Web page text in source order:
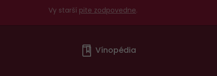
Vy starší pite zodpovedne.
Vínopédia